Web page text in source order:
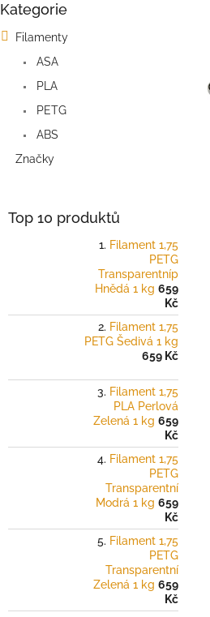
Přeskočit
Kategorie
Filamenty
ASA
PLA
PETG
ABS
Značky
Top 10 produktů
Filament 1,75
PETG
Transparentníp
Hnědá 1 kg 659
Kč
Filament 1,75
PETG Šedivá 1 kg
659 Kč
Filament 1,75
PLA Perlová
Zelená 1 kg 659
Kč
Filament 1,75
PETG
Transparentní
Modrá 1 kg 659
Kč
Filament 1,75
PETG
Transparentní
Zelená 1 kg 659
Kč